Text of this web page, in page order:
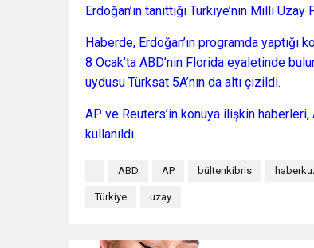
Erdoğan’ın tanıttığı Türkiye’nin Milli
Haberde, Erdoğan’ın programda
8 Ocak’ta ABD’nin Florida eyaletinde
uydusu Türksat 5A’nın da altı çizildi.
AP ve Reuters’in konuya ilişkin
kullanıldı.
ABD AP bültenkibris
Türkiye uzay